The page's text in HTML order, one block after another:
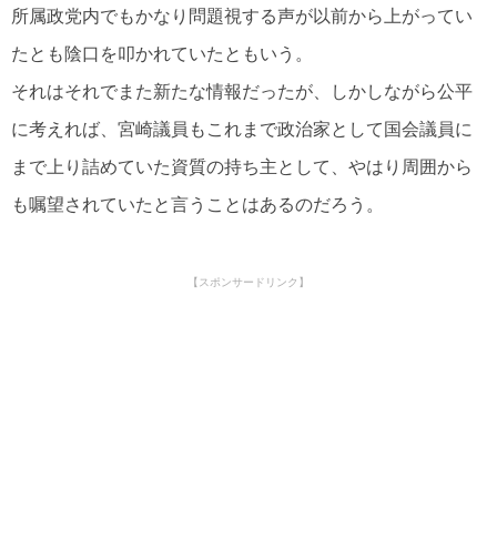
所属政党内でもかなり問題視する声が以前から上がってい
たとも陰口を叩かれていたともいう。
それはそれでまた新たな情報だったが、しかしながら公平
に考えれば、宮崎議員もこれまで政治家として国会議員に
まで上り詰めていた資質の持ち主として、やはり周囲から
も嘱望されていたと言うことはあるのだろう。
【スポンサードリンク】